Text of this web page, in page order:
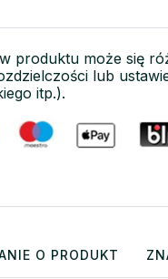
produktu może się
lub
itp.).
O PRODUKT